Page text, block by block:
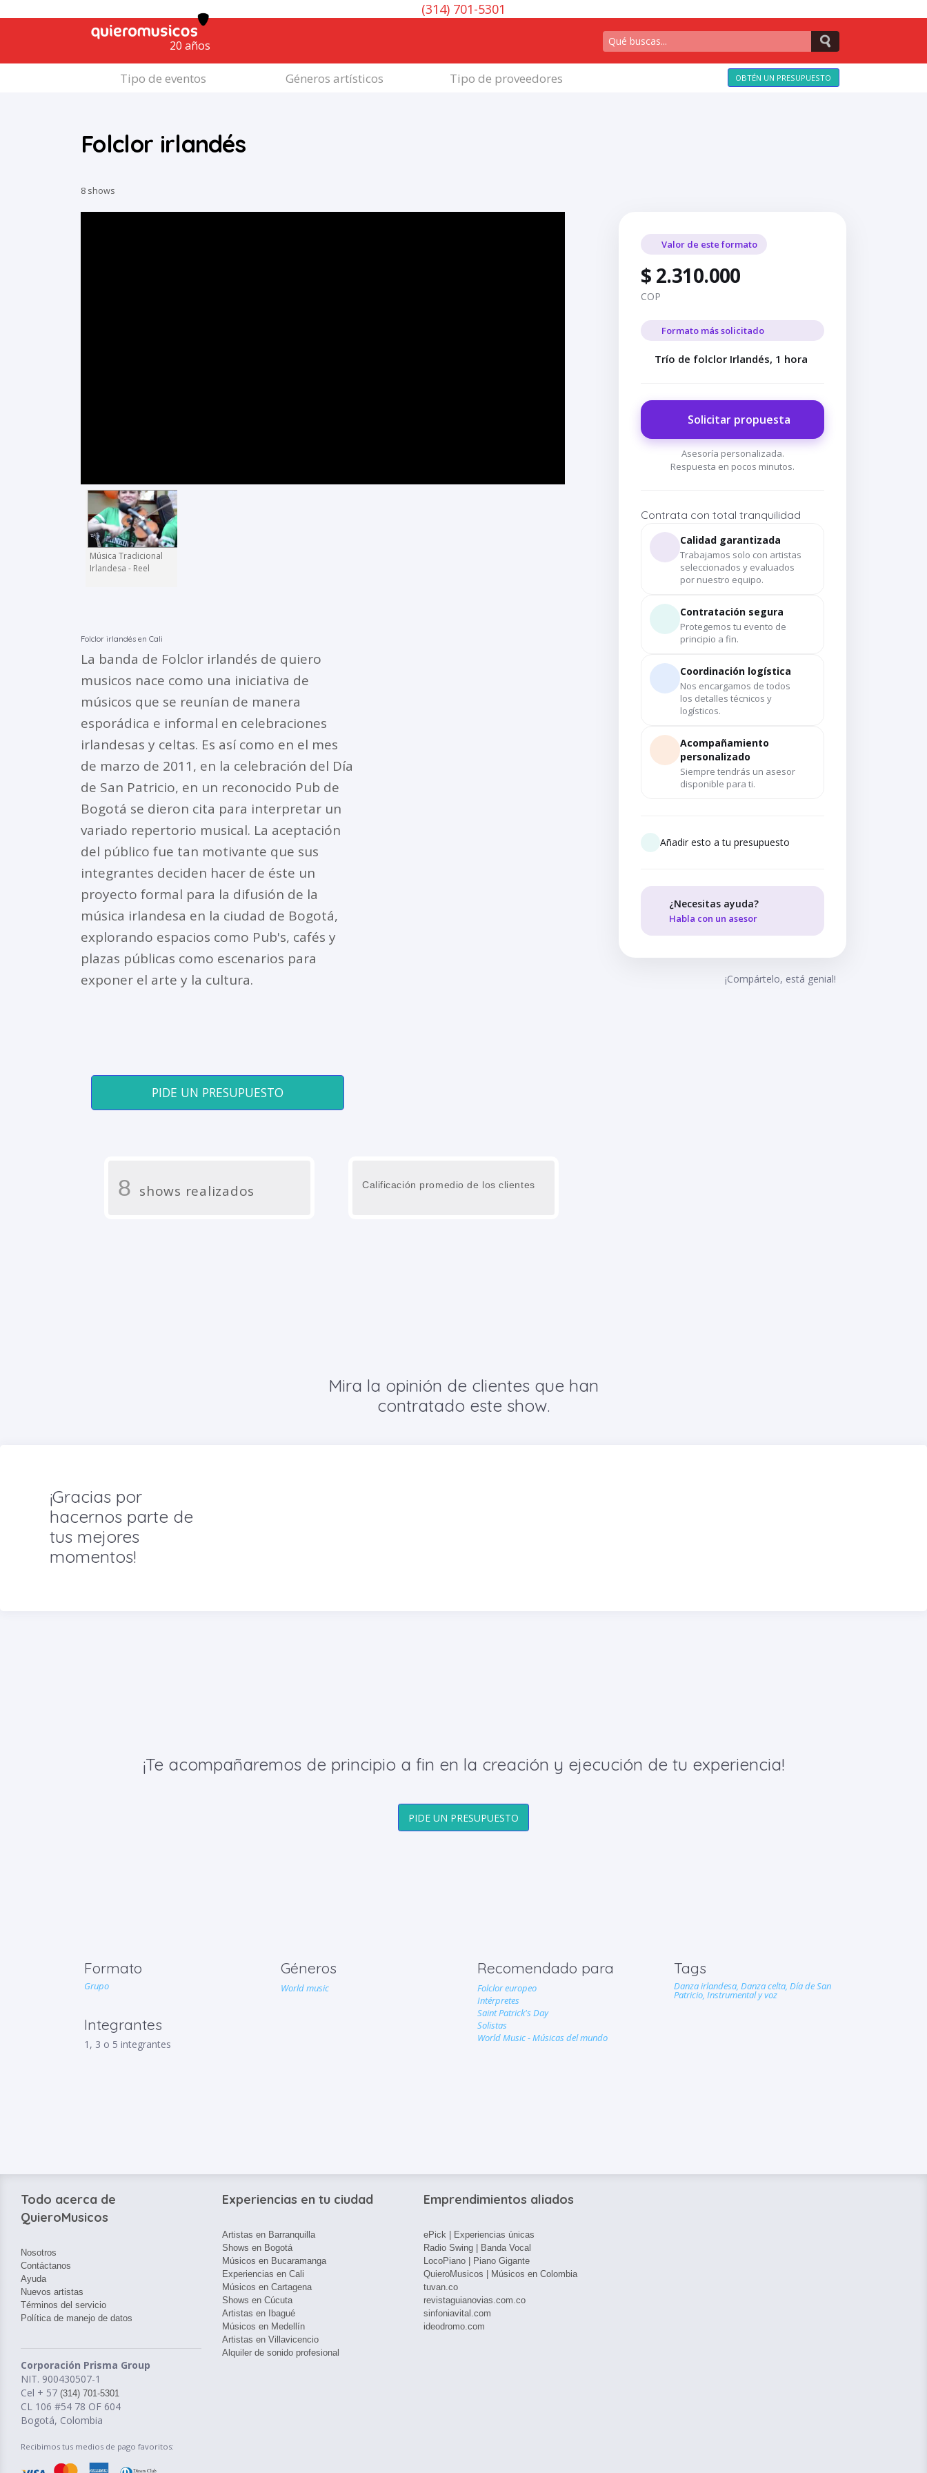
(314) 701-5301
20 años
Tipo de eventos Géneros artísticos Tipo de proveedores OBTÉN UN PRESUPUESTO
Folclor irlandés
8 shows
Música Tradicional
Irlandesa - Reel
Valor de este formato
$ 2.310.000
COP
Formato más solicitado
Trío de folclor Irlandés, 1 hora
Solicitar propuesta
Asesoría personalizada.
Respuesta en pocos minutos.
Contrata con total tranquilidad
Calidad garantizada
Trabajamos solo con artistas
seleccionados y evaluados
por nuestro equipo.
Contratación segura
Protegemos tu evento de
principio a fin.
Coordinación logística
Nos encargamos de todos
los detalles técnicos y
logísticos.
Acompañamiento
personalizado
Siempre tendrás un asesor
disponible para ti.
Añadir esto a tu presupuesto
¿Necesitas ayuda?
Habla con un asesor
¡Compártelo, está genial!
Folclor irlandés en Cali
La banda de Folclor irlandés de quiero
musicos nace como una iniciativa de
músicos que se reunían de manera
esporádica e informal en celebraciones
irlandesas y celtas. Es así como en el mes
de marzo de 2011, en la celebración del Día
de San Patricio, en un reconocido Pub de
Bogotá se dieron cita para interpretar un
variado repertorio musical. La aceptación
del público fue tan motivante que sus
integrantes deciden hacer de éste un
proyecto formal para la difusión de la
música irlandesa en la ciudad de Bogotá,
explorando espacios como Pub's, cafés y
plazas públicas como escenarios para
exponer el arte y la cultura.
PIDE UN PRESUPUESTO
8 shows realizados Calificación promedio de los clientes
Mira la opinión de clientes que han
contratado este show.
¡Gracias por
hacernos parte de
tus mejores
momentos!
¡Te acompañaremos de principio a fin en la creación y ejecución de tu experiencia!
PIDE UN PRESUPUESTO
Formato
Grupo
Integrantes
1, 3 o 5 integrantes
Géneros
World music
Recomendado para
Folclor europeo
Intérpretes
Saint Patrick's Day
Solistas
World Music - Músicas del mundo
Tags
Danza irlandesa, Danza celta, Día de San
Patricio, Instrumental y voz
Todo acerca de
QuieroMusicos
Nosotros
Contáctanos
Ayuda
Nuevos artistas
Términos del servicio
Política de manejo de datos
Corporación Prisma Group
NIT. 900430507-1
Cel + 57 (314) 701-5301
CL 106 #54 78 OF 604
Bogotá, Colombia
Recibimos tus medios de pago favoritos:
Experiencias en tu ciudad
Artistas en Barranquilla
Shows en Bogotá
Músicos en Bucaramanga
Experiencias en Cali
Músicos en Cartagena
Shows en Cúcuta
Artistas en Ibagué
Músicos en Medellín
Artistas en Villavicencio
Alquiler de sonido profesional
Emprendimientos aliados
ePick | Experiencias únicas
Radio Swing | Banda Vocal
LocoPiano | Piano Gigante
QuieroMusicos | Músicos en Colombia
tuvan.co
revistaguianovias.com.co
sinfoniavital.com
ideodromo.com